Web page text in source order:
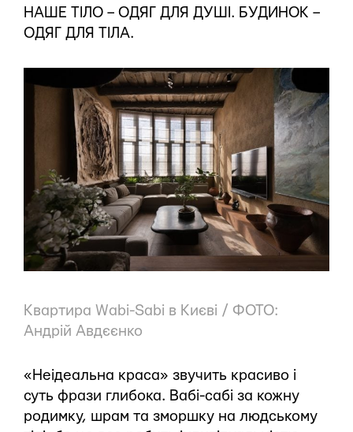
НАШЕ ТІЛО – ОДЯГ ДЛЯ ДУШІ. БУДИНОК –
ОДЯГ ДЛЯ ТІЛА.
Квартира Wabi-Sabi в Києві / ФОТО:
Андрій Авдєєнко
«Неідеальна краса» звучить красиво і
суть фрази глибока. Вабі-сабі за кожну
родимку, шрам та зморшку на людському